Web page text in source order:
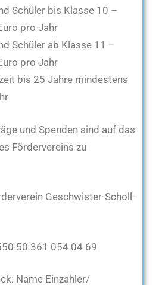
Schüler bis Klasse 10 –
pro Jahr
Schüler ab Klasse 11 –
pro Jahr
bis 25 Jahre mindestens
und Spenden sind auf das
Fördervereins zu
Geschwister-Scholl-
50 361 054 04 69
Name Einzahler/